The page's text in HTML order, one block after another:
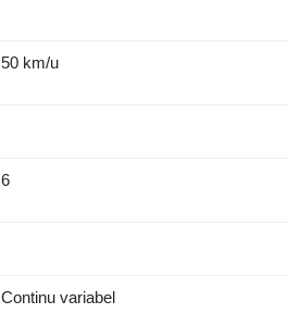
50 km/u
6
Continu variabel